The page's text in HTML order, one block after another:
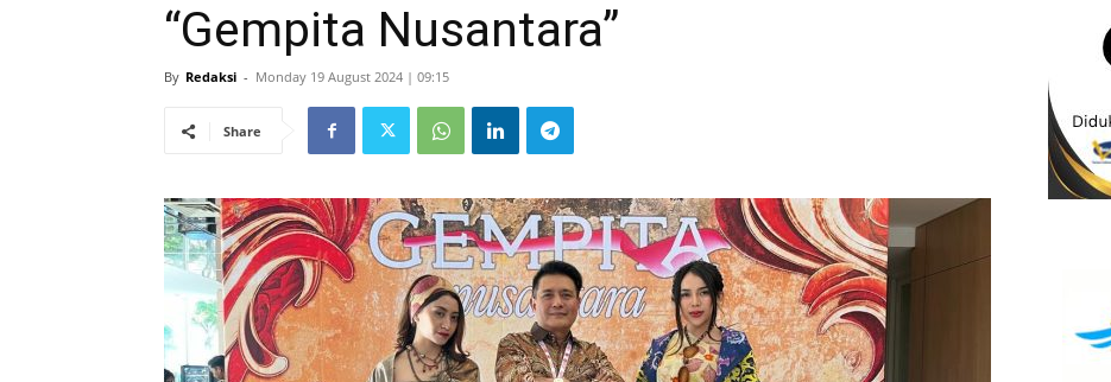
“Gempita Nusantara”
By Redaksi - Monday 19 August 2024 | 09:15
Share